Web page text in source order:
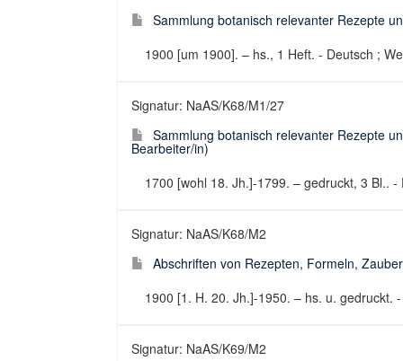
Sammlung botanisch relevanter Rezepte
1900 [um 1900]. – hs., 1 Heft. - Deutsch ;
Signatur: NaAS/K68/M1/27
Sammlung botanisch relevanter Rezepte
Bearbeiter/in)
1700 [wohl 18. Jh.]-1799. – gedruckt, 3 Bl..
Signatur: NaAS/K68/M2
Abschriften von Rezepten, Formeln,
1900 [1. H. 20. Jh.]-1950. – hs. u. gedruckt.
Signatur: NaAS/K69/M2